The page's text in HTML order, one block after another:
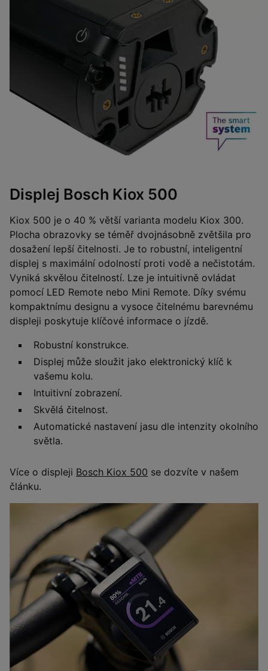
Displej Bosch Kiox 500
Kiox 500 je o 40 % větší varianta modelu Kiox 300.
Plocha obrazovky se téměř dvojnásobně zvětšila pro
dosažení lepší čitelnosti. Je to robustní, inteligentní
displej s maximální odolností proti vodě a nečistotám.
Vyniká skvělou čitelností. Lze je intuitivně ovládat
pomocí LED Remote nebo Mini Remote. Díky svému
kompaktnímu designu a vysoce čitelnému barevnému
displeji poskytuje klíčové informace o jízdě.
Robustní konstrukce.
Displej může sloužit jako elektronický klíč k
vašemu kolu.
Intuitivní zobrazení.
Skvělá čitelnost.
Automatické nastavení jasu dle intenzity okolního
světla.
Více o displeji Bosch Kiox 500 se dozvíte v našem
článku.